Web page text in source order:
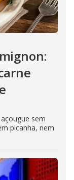
sem
picanha, nem